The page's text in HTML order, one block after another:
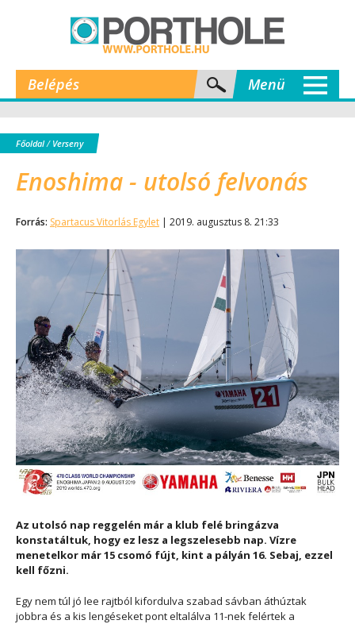
Belépés Menü
Főoldal/ Verseny
Enoshima - utolsó felvonás
Forrás: Spartacus Vitorlás Egylet | 2019. augusztus 8. 21:33
Az utolsó nap reggelén már a klub felé bringázva
konstatáltuk, hogy ez lesz a legszelesebb nap. Vízre
menetelkor már 15 csomó fújt, kint a pályán 16. Sebaj, ezzel
kell főzni.
Egy nem túl jó lee rajtból kifordulva szabad sávban áthúztak
jobbra és a kis lengéseket pont eltalálva 11-nek felértek a